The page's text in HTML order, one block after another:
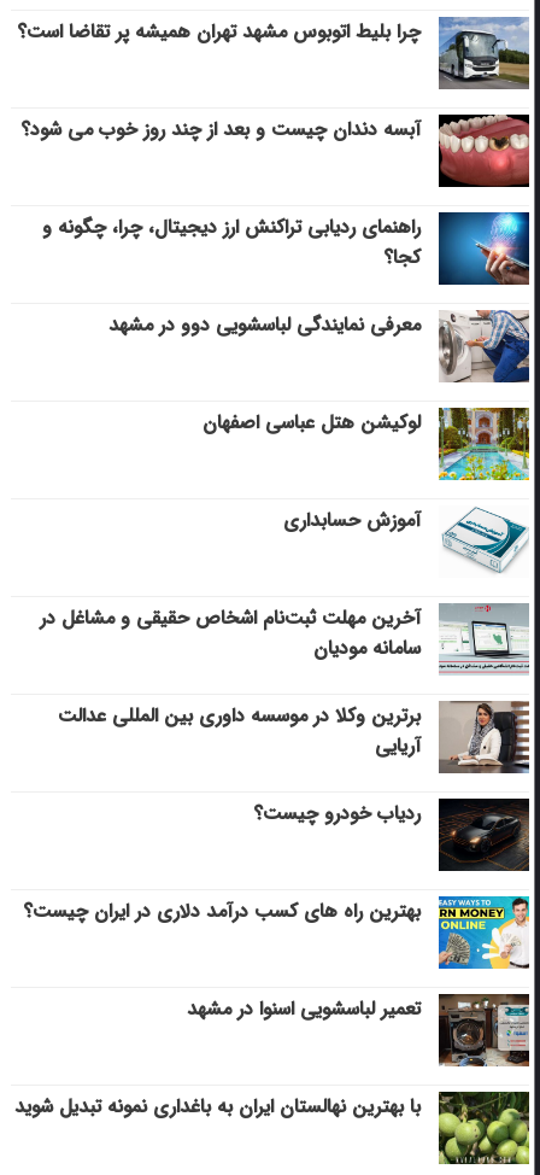
چرا بلیط اتوبوس مشهد تهران همیشه پر تقاضا است؟
آبسه دندان چیست و بعد از چند روز خوب می‌ شود؟
راهنمای ردیابی تراکنش ارز دیجیتال، چرا، چگونه و
کجا؟
معرفی نمایندگی لباسشویی دوو در مشهد
لوکیشن هتل عباسی اصفهان
آموزش حسابداری
آخرین مهلت ثبت‌نام اشخاص حقیقی و مشاغل در
سامانه مودیان
برترین وکلا در موسسه داوری بین المللی عدالت
آریایی
ردیاب خودرو چیست؟
بهترین راه های کسب درآمد دلاری در ایران چیست؟
تعمیر لباسشویی اسنوا در مشهد
با بهترین نهالستان ایران به باغداری نمونه تبدیل شوید